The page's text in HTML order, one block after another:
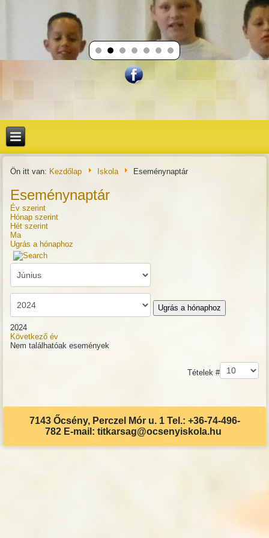
Ön itt van: Kezdőlap Iskola Eseménynaptár
Eseménynaptár
Év szerint
Hónap szerint
Hét szerint
Ma
Ugrás a hónaphoz
Ugrás a hónaphoz
2024
Következő év
Nem találhatóak események
Tételek #
7143 Őcsény, Perczel Mór u. 1 Tel.: +36-74-496-
782 E-mail: titkarsag@ocsenyiskola.hu